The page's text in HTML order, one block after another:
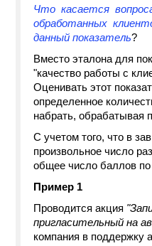
Что касается
обработанных
данный показатель?
Вместо эталона для
"качество работы с
Оценивать этот
определенное
набрать, обрабатывая
С учетом того, что в
произвольное число
общее число баллов по
Пример 1
Проводится акция
пригласительный на
компания в поддержку